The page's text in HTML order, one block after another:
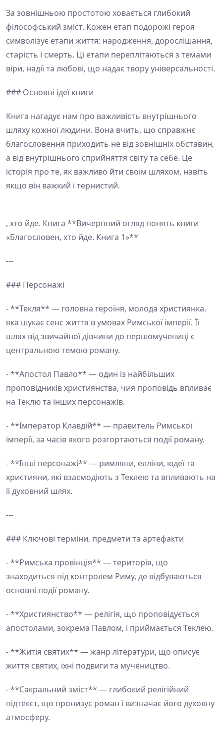
За зовнішньою простотою ховається глибокий
філософський зміст. Кожен етап подорожі героя
символізує етапи життя: народження, дорослішання,
старість і смерть. Ці етапи переплітаються з темами
віри, надії та любові, що надає твору універсальності.
### Основні ідеї книги
Книга нагадує нам про важливість внутрішнього
шляху кожної людини. Вона вчить, що справжнє
благословення приходить не від зовнішніх обставин,
а від внутрішнього сприйняття світу та себе. Це
історія про те, як важливо йти своїм шляхом, навіть
якщо він важкий і тернистий.
, хто йде. Книга **Вичерпний огляд понять книги
«Благословен, хто йде. Книга 1»**
---
### Персонажі
- **Текля** — головна героїня, молода християнка,
яка шукає сенс життя в умовах Римської імперії. Її
шлях від звичайної дівчини до першомучениці є
центральною темою роману.
- **Апостол Павло** — один із найбільших
проповідників християнства, чия проповідь впливає
на Теклю та інших персонажів.
- **Імператор Клавдій** — правитель Римської
імперії, за часів якого розгортаються події роману.
- **Інші персонажі** — римляни, елліни, юдеї та
християни, які взаємодіють з Теклею та впливають на
її духовний шлях.
---
### Ключові терміни, предмети та артефакти
- **Римська провінція** — територія, що
знаходиться під контролем Риму, де відбуваються
основні події роману.
- **Християнство** — релігія, що проповідується
апостолами, зокрема Павлом, і приймається Теклею.
- **Житія святих** — жанр літератури, що описує
життя святих, їхні подвиги та мучеництво.
- **Сакральний зміст** — глибокий релігійний
підтекст, що пронизує роман і визначає його духовну
атмосферу.